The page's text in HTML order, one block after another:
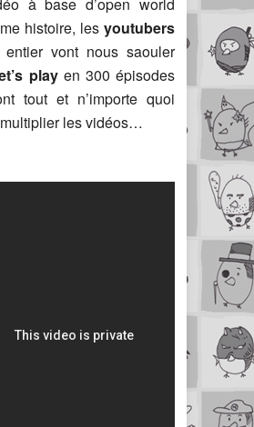
histoire, les youtubers
vont nous saouler
playen 300 épisodes
tout et n’importe quoi
les vidéos…